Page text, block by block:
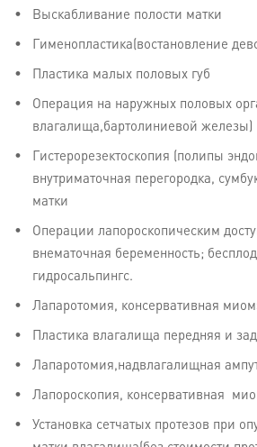
Выскабливание полости матки
Гименопластика(востановление
Пластика малых половых губ
Операция на наружных половых
влагалища,бартолиниевой железы)
Гистерорезектоскопия (полипы
внутриматочная перегородка,
матки
Операции лапороскопическим
внематочная беременность;
гидросальпингс.
Лапаротомия, консервативная
Пластика влагалища передняя и
Лапаротомия,надвлагалищная
Лапороскопия, консервативная
Установка сетчатых протезов при